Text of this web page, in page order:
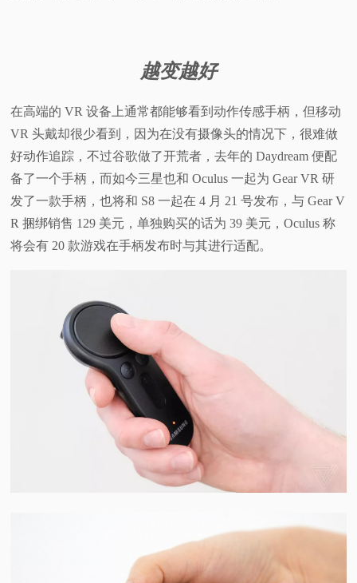
越变越好
在高端的 VR 设备上通常都能够看到动作传感手柄，但移动
VR 头戴却很少看到，因为在没有摄像头的情况下，很难做
好动作追踪，不过谷歌做了开荒者，去年的 Daydream 便配
备了一个手柄，而如今三星也和 Oculus 一起为 Gear VR 研
发了一款手柄，也将和 S8 一起在 4 月 21 号发布，与 Gear V
R 捆绑销售 129 美元，单独购买的话为 39 美元，Oculus 称
将会有 20 款游戏在手柄发布时与其进行适配。